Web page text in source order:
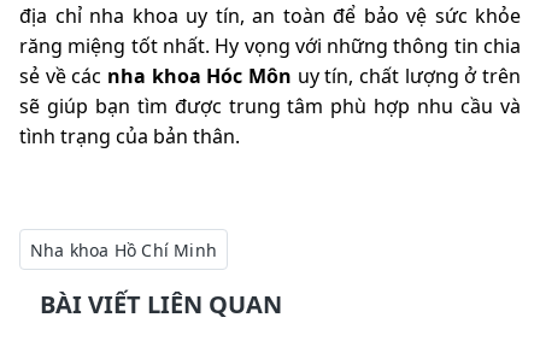
địa chỉ nha khoa uy tín, an toàn để bảo vệ sức khỏe
răng miệng tốt nhất. Hy vọng với những thông tin chia
sẻ về các nha khoa Hóc Môn uy tín, chất lượng ở trên
sẽ giúp bạn tìm được trung tâm phù hợp nhu cầu và
tình trạng của bản thân.
Nha khoa Hồ Chí Minh
BÀI VIẾT LIÊN QUAN